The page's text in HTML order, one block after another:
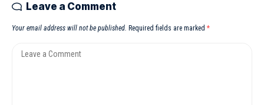
Leave a Comment
Your email address will not be published. Required fields are marked *